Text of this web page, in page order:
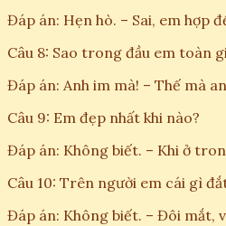
Đáp án: Hẹn hò. – Sai, em hợp
Câu 8: Sao trong đầu em toàn
Đáp án: Anh im mà! – Thế mà
Câu 9: Em đẹp nhất khi nào?
Đáp án: Không biết. – Khi ở
Câu 10: Trên người em cái gì
Đáp án: Không biết. – Đôi mắt,